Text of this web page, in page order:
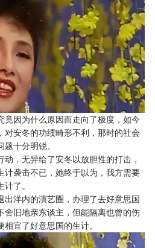
竟因为什么原因而走向了极度，如今
对安冬的功绩畸形不利，那时的社会
十分明锐。
，无异给了安冬以放胆性的打击，
计袭击不已，她终于以为，我方需要
了。
出洋内的演艺圈，办理了去好意思国
舍旧地亲东谈主，但能隔离也曾的伤
宜了好意思国的生计。